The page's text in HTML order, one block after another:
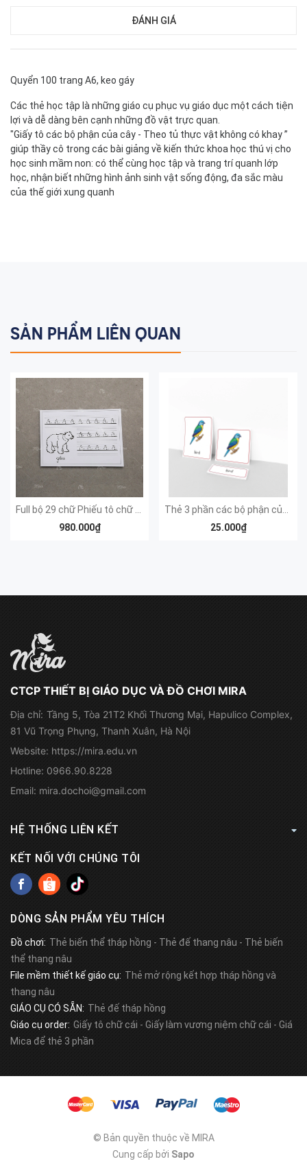
ĐÁNH GIÁ
Quyển 100 trang A6, keo gáy
Các thẻ học tập là những giáo cụ phục vụ giáo dục một cách tiện
lợi và dễ dàng bên cạnh những đồ vật trực quan.
"Giấy tô các bộ phận của cây - Theo tủ thực vật không có khay ”
giúp thầy cô trong các bài giảng về kiến thức khoa học thú vị cho
học sinh mầm non: có thể cùng học tập và trang trí quanh lớp
học, nhận biết những hình ảnh sinh vật sống động, đa sắc màu
của thế giới xung quanh
SẢN PHẨM LIÊN QUAN
980.000₫
25.000₫
CTCP THIẾT BỊ GIÁO DỤC VÀ ĐỒ CHƠI MIRA
Địa chỉ: Tầng 5, Tòa 21T2 Khối Thương Mại, Hapulico Complex,
81 Vũ Trọng Phụng, Thanh Xuân, Hà Nội
Website: https://mira.edu.vn
Hotline: 0966.90.8228
Email: mira.dochoi@gmail.com
HỆ THỐNG LIÊN KẾT
KẾT NỐI VỚI CHÚNG TÔI
DÒNG SẢN PHẨM YÊU THÍCH
Đồ chơi: Thẻ biến thể tháp hồng - Thẻ đế thang nâu - Thẻ biến
thể thang nâu
File mềm thiết kế giáo cụ: Thẻ mở rộng kết hợp tháp hồng và
thang nâu
GIÁO CỤ CÓ SẴN: Thẻ đế tháp hồng
Giáo cụ order: Giấy tô chữ cái - Giấy làm vương niệm chữ cái - Giá
Mica để thẻ 3 phần
© Bản quyền thuộc về MIRA
Cung cấp bởi Sapo